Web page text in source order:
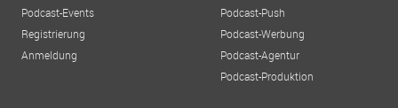
Podcast-Events
Registrierung
Anmeldung
Podcast-Push
Podcast-Werbung
Podcast-Agentur
Podcast-Produktion